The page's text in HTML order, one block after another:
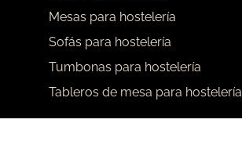
Mesas para hostelería
Sofás para hostelería
Tumbonas para hostelería
Tableros de mesa para hostelería